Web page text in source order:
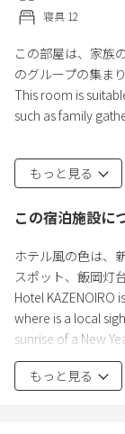
寝具 12
この部屋は、家族
のグループの集ま
This room is
such as family
ベッドルームには
もっと見る
この宿泊施設に
ホテル風の色は、
スポット、飯岡灯
Hotel KAZENOIRO
where is a local
sunrise of a New
当ホテルは全室デ
もっと見る